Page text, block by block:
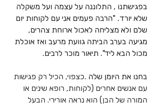
בפגישתנו , התלוננה על עצמה ועל משקלה
שלא יורד. "הרבה פעמים אני עם לקוחות יום
שלם ולא מצליחה לאכול ארוחת צהרים,
מגיעה בערב הביתה גוועת מרעב ואז אוכלת
מכול הבא ליד". תיאור מוכר לרבים.
בחנו את היומן שלה .כצפוי, הכיל רק פגישות
עם אנשים אחרים (לקוחות, רופא שינים או
המורה של הבן) הוא נראה אורירי. הבעל